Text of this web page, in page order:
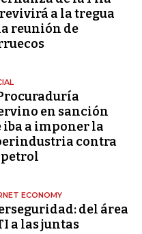
a la tregua
reunión de
en sanción
iba a imponer la
contra
ECONOMY
del área
a las juntas